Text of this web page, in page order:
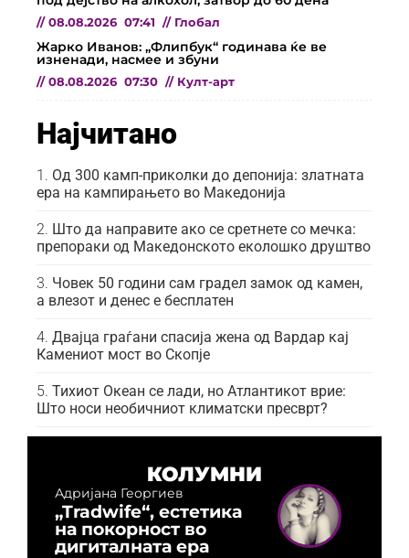
// 08.08.2026 07:41 // Глобал
Жарко Иванов: „Флипбук“ годинава ќе ве
изненади, насмее и збуни
// 08.08.2026 07:30 // Култ-арт
Најчитано
Од 300 камп-приколки до депонија: златната
ера на кампирањето во Македонија
Што да направите ако се сретнете со мечка:
препораки од Македонското еколошко друштво
Човек 50 години сам градел замок од камен,
а влезот и денес е бесплатен
Двајца граѓани спасија жена од Вардар кај
Камениот мост во Скопје
Тихиот Океан се лади, но Атлантикот врие:
Што носи необичниот климатски пресврт?
КОЛУМНИ
Адријана Георгиев
„Tradwife“, естетика
на покорност во
дигиталната ера